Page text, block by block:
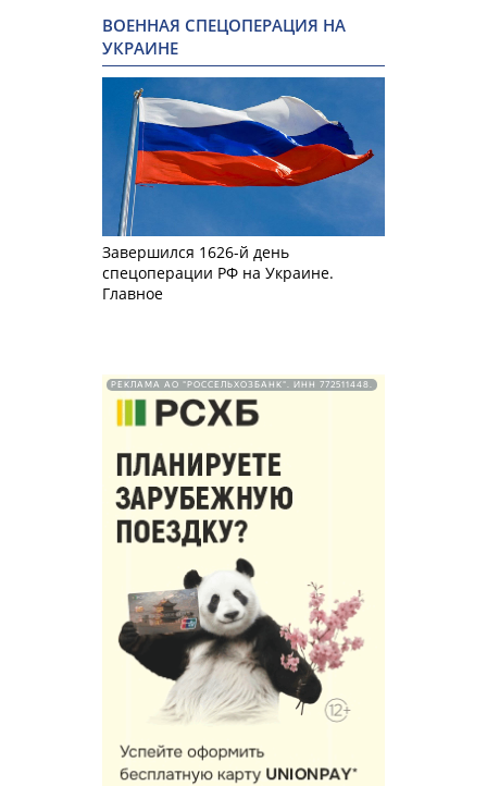
ВОЕННАЯ СПЕЦОПЕРАЦИЯ НА
УКРАИНЕ
Завершился 1626-й день
спецоперации РФ на Украине.
Главное
РЕКЛАМА АО "РОССЕЛЬХОЗБАНК". ИНН 772511448.